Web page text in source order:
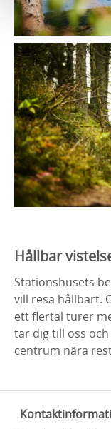
Hållbar
Stationshusets
vill resa hållbart.
ett flertal turer
tar dig till oss
centrum nära